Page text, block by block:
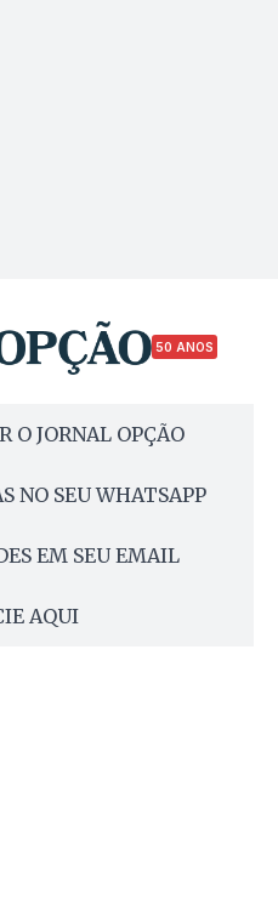
50 ANOS
O JORNAL OPÇÃO
NO SEU WHATSAPP
EM SEU EMAIL
AQUI